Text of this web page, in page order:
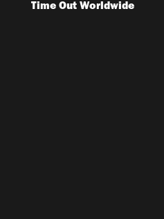
Time Out Worldwide